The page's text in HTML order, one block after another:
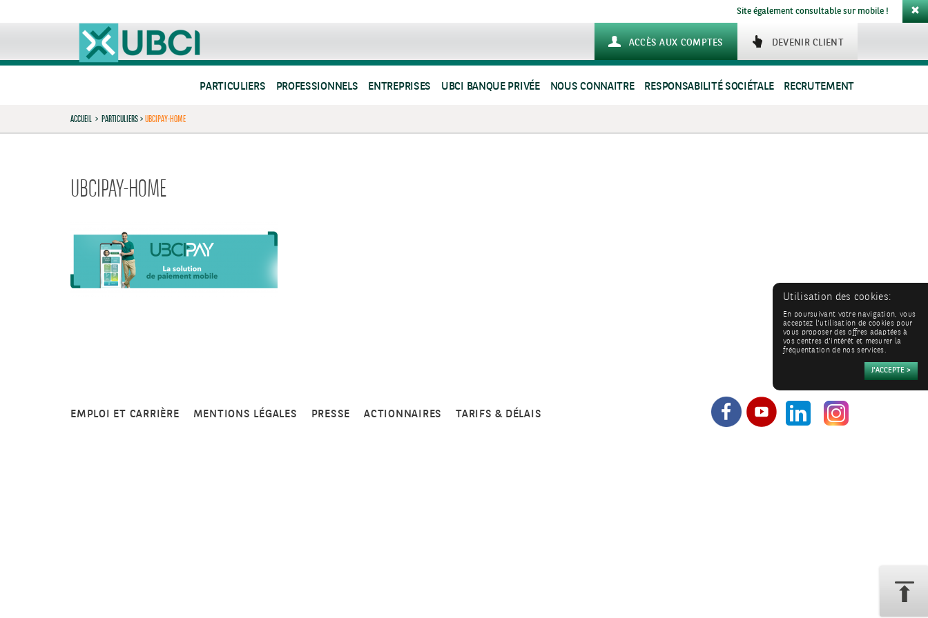
Site également consultable sur mobile !
DEVENIR CLIENT
ACCÈS AUX COMPTES
PARTICULIERS PROFESSIONNELS ENTREPRISES UBCI BANQUE PRIVÉE NOUS CONNAITRE RESPONSABILITÉ SOCIÉTALE RECRUTEMENT
ACCUEIL > PARTICULIERS>UBCIPAY-HOME
UBCIPAY-HOME
EMPLOI ET CARRIÈRE MENTIONS LÉGALES PRESSE ACTIONNAIRES TARIFS & DÉLAIS
Utilisation des cookies:
En poursuivant votre navigation, vous
acceptez l'utilisation de cookies pour
vous proposer des offres adaptées à
vos centres d'intérêt et mesurer la
fréquentation de nos services.